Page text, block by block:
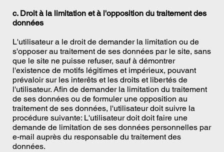
c. Droit à la limitation et à l'opposition du traitement des
données
L'utilisateur a le droit de demander la limitation ou de
s'opposer au traitement de ses données par le site, sans
que le site ne puisse refuser, sauf à démontrer
l'existence de motifs légitimes et impérieux, pouvant
prévaloir sur les interêts et les droits et libertés de
l'utilisateur. Afin de demander la limitation du traitement
de ses données ou de formuler une opposition au
traitement de ses données, l'utilisateur doit suivre la
procédure suivante: L'utilisateur doit doit faire une
demande de limitation de ses données personnelles par
e-mail auprès du responsable du traitement des
données.